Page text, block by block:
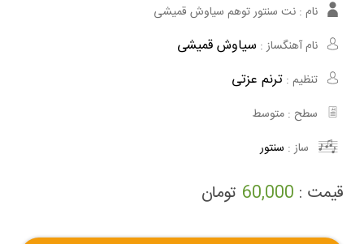
نام : نت سنتور توهم سیاوش قمیشی
نام آهنگساز : سیاوش قمیشی
تنظیم : ترنم عزتی
سطح : متوسط
ساز : سنتور
قیمت : 60,000 تومان